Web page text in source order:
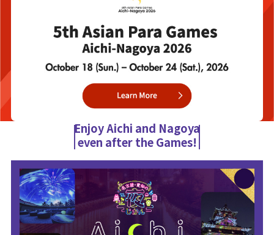
Enjoy Aichi and Nagoya
even after the Games!